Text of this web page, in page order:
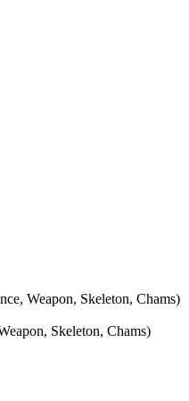
Weapon, Skeleton, Chams)
Skeleton, Chams)